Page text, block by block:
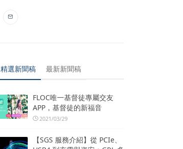
精選新聞稿 最新新聞稿
FLOC唯一基督徒專屬交友
APP，基督徒的新福音
2021/03/29
【SGS 服務介紹】從 PCIe、